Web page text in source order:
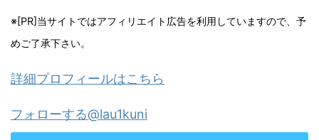
※[PR]当サイトではアフィリエイト広告を利用していますので、予
めご了承下さい。
詳細プロフィールはこちら
フォローする@lau1kuni